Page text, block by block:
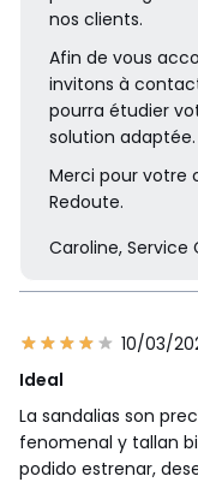
nos clients.
Afin de vous
invitons à
pourra étudier
solution adaptée.
Merci pour votre
Redoute.
Caroline, Service
10/03/
Ideal
La sandalias son
fenomenal y tallan
podido estrenar,